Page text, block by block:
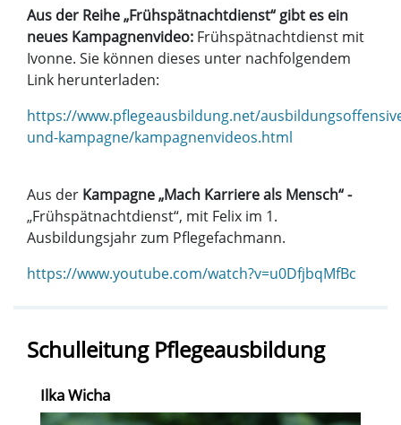
Aus der Reihe „Frühspätnachtdienst“ gibt es ein
neues Kampagnenvideo: Frühspätnachtdienst mit
Ivonne. Sie können dieses unter nachfolgendem
Link herunterladen:
https://www.pflegeausbildung.net/
und-kampagne/kampagnenvideos.html
Aus der Kampagne „Mach Karriere als Mensch“ -
„Frühspätnachtdienst“, mit Felix im 1.
Ausbildungsjahr zum Pflegefachmann.
https://www.youtube.com/watch?v=u0DfjbqMfBc
Schulleitung Pflegeausbildung
Ilka Wicha